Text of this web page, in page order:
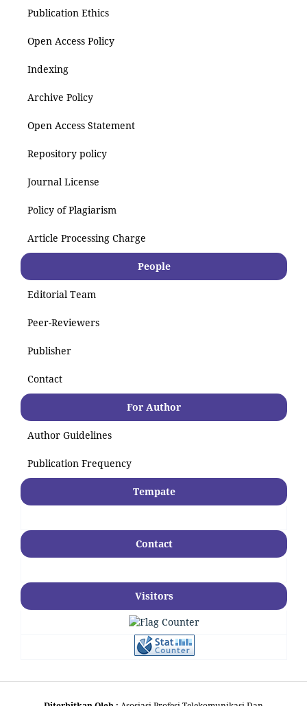
Publication Ethics
Open Access Policy
Indexing
Archive Policy
Open Access Statement
Repository policy
Journal License
Policy of Plagiarism
Article Processing Charge
People
Editorial Team
Peer-Reviewers
Publisher
Contact
For Author
Author Guidelines
Publication Frequency
Tempate
Contact
Visitors